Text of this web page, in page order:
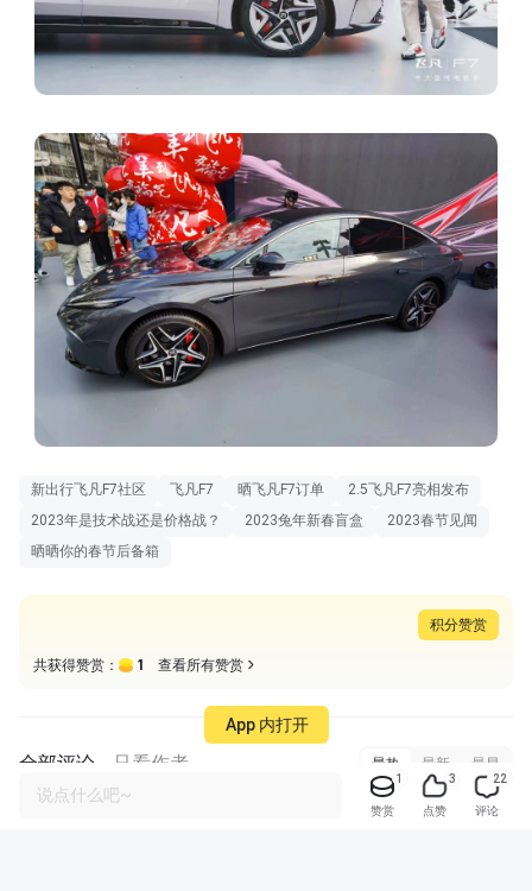
新出行飞凡F7社区 飞凡F7 晒飞凡F7订单
2.5飞凡F7亮相发布
2023年是技术战还是价格战？
2023兔年新春盲盒
2023春节见闻
晒晒你的春节后备箱
全部评论 只看作者
App 内打开
说点什么吧~
1
赞赏
3
点赞
22
评论